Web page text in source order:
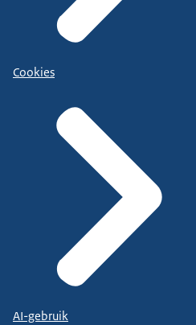
Cookies
AI-gebruik